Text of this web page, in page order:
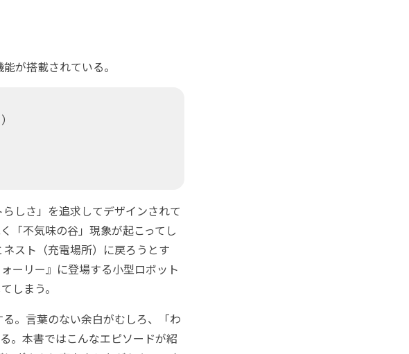
が搭載されている。
しさ」を追求してデザインされて
「不気味の谷」現象が起こってし
スト（充電場所）に戻ろうとす
ーリー』に登場する小型ロボット
しまう。
。言葉のない余白がむしろ、「わ
。本書ではこんなエピソードが紹